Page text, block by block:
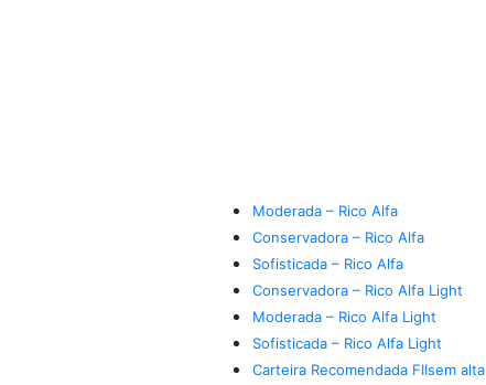
Moderada – Rico Alfa
Conservadora – Rico Alfa
Sofisticada – Rico Alfa
Conservadora – Rico Alfa Light
Moderada – Rico Alfa Light
Sofisticada – Rico Alfa Light
Carteira Recomendada FIIsem alta